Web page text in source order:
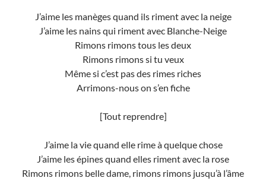
J’aime les manèges quand ils riment avec la neige
J’aime les nains qui riment avec Blanche-Neige
Rimons rimons tous les deux
Rimons rimons si tu veux
Même si c’est pas des rimes riches
Arrimons-nous on s’en fiche
[Tout reprendre]
J’aime la vie quand elle rime à quelque chose
J’aime les épines quand elles riment avec la rose
Rimons rimons belle dame, rimons rimons jusqu’à l’âme